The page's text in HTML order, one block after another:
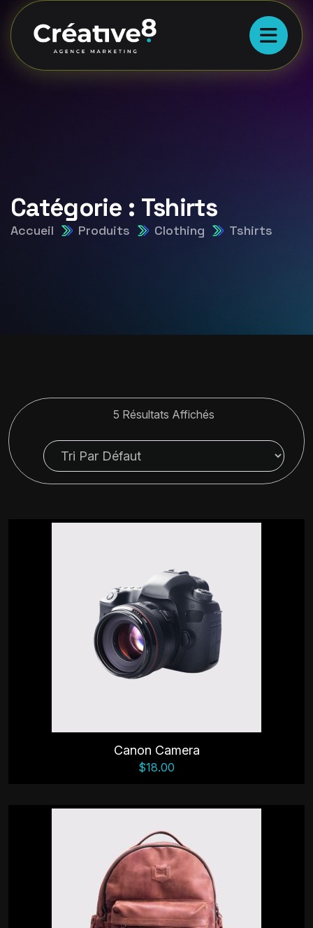
Catégorie : Tshirts
Accueil Produits Clothing Tshirts
5 Résultats Affichés
Canon Camera
$18.00